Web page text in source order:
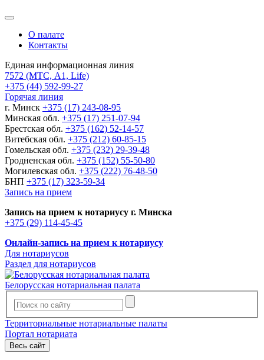
О палате
Контакты
Единая информационная линия
7572 (МТС, A1, Life)
+375 (44) 592-99-27
Горячая линия
г. Минск +375 (17) 243-08-95
Минская обл. +375 (17) 251-07-94
Брестская обл. +375 (162) 52-14-57
Витебская обл. +375 (212) 60-85-15
Гомельская обл. +375 (232) 29-39-48
Гродненская обл. +375 (152) 55-50-80
Могилевская обл. +375 (222) 76-48-50
БНП +375 (17) 323-59-34
Запись на прием
Запись на прием к нотариусу г. Минска
+375 (29) 114-45-45
Онлайн-запись на прием к нотариусу
Для нотариусов
Раздел для нотариусов
Белорусская нотариальная палата
Территориальные нотариальные палаты
Портал нотариата
Весь сайт